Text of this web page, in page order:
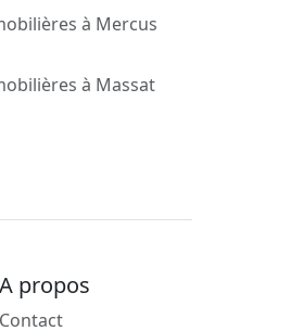
à Mercus
à Massat
A propos
Contact